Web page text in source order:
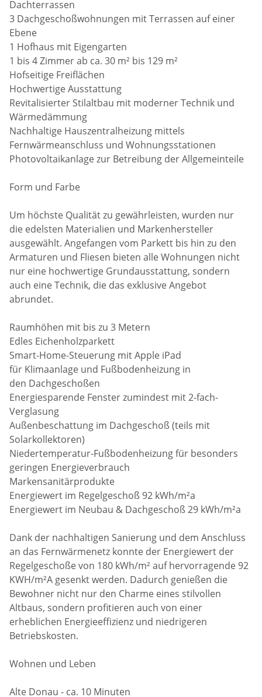
Dachterrassen
3 Dachgeschoßwohnungen mit Terrassen auf einer
Ebene
1 Hofhaus mit Eigengarten
1 bis 4 Zimmer ab ca. 30 m² bis 129 m²
Hofseitige Freiflächen
Hochwertige Ausstattung
Revitalisierter Stilaltbau mit moderner Technik und
Wärmedämmung
Nachhaltige Hauszentralheizung mittels
Fernwärmeanschluss und Wohnungsstationen
Photovoltaikanlage zur Betreibung der Allgemeinteile
Form und Farbe
Um höchste Qualität zu gewährleisten, wurden nur
die edelsten Materialien und Markenhersteller
ausgewählt. Angefangen vom Parkett bis hin zu den
Armaturen und Fliesen bieten alle Wohnungen nicht
nur eine hochwertige Grundausstattung, sondern
auch eine Technik, die das exklusive Angebot
abrundet.
Raumhöhen mit bis zu 3 Metern
Edles Eichenholzparkett
Smart-Home-Steuerung mit Apple iPad
für Klimaanlage und Fußbodenheizung in
den Dachgeschoßen
Energiesparende Fenster zumindest mit 2-fach-
Verglasung
Außenbeschattung im Dachgeschoß (teils mit
Solarkollektoren)
Niedertemperatur-Fußbodenheizung für besonders
geringen Energieverbrauch
Markensanitärprodukte
Energiewert im Regelgeschoß 92 kWh/m²a
Energiewert im Neubau & Dachgeschoß 29 kWh/m²a
Dank der nachhaltigen Sanierung und dem Anschluss
an das Fernwärmenetz konnte der Energiewert der
Regelgeschoße von 180 kWh/m² auf hervorragende 92
KWH/m²A gesenkt werden. Dadurch genießen die
Bewohner nicht nur den Charme eines stilvollen
Altbaus, sondern profitieren auch von einer
erheblichen Energieeffizienz und niedrigeren
Betriebskosten.
Wohnen und Leben
Alte Donau - ca. 10 Minuten